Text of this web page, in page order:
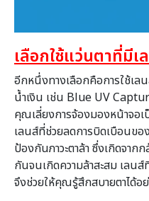
เลือกใช้แว่นตาที่มีเ
อีกหนึ่งทางเลือกคือการใช้เล
น้ำเงิน เช่น Blue UV
คุณเลี่ยงการจ้องมองหน้าจอ
เลนส์ที่ช่วยลดการบิดเบือนขอ
ป้องกันภาวะตาล้า ซึ่งเกิดจาก
กันจนเกิดความล้าสะสม เลน
จึงช่วยให้คุณรู้สึกสบายตาได้อ